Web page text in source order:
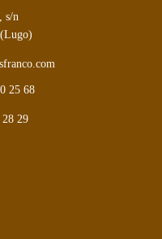
s/n
25 68
29